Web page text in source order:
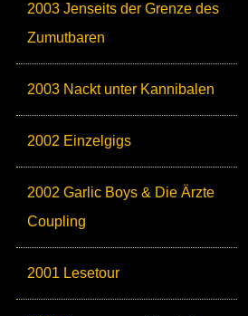
2003 Jenseits der Grenze des
Zumutbaren
2003 Nackt unter Kannibalen
2002 Einzelgigs
2002 Garlic Boys & Die Ärzte
Coupling
2001 Lesetour